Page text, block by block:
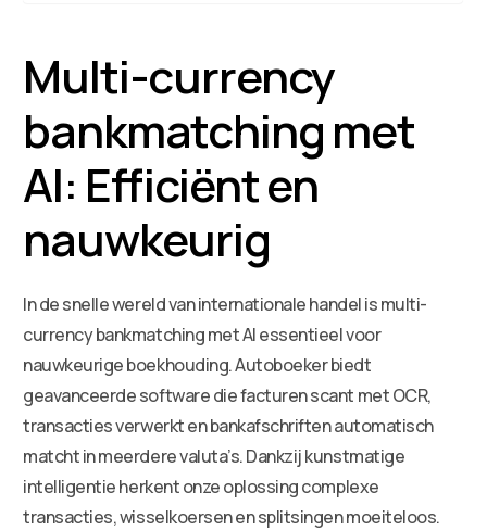
Multi-currency
bankmatching met
AI: Efficiënt en
nauwkeurig
In de snelle wereld van internationale handel is multi-
currency bankmatching met AI essentieel voor
nauwkeurige boekhouding. Autoboeker biedt
geavanceerde software die facturen scant met OCR,
transacties verwerkt en bankafschriften automatisch
matcht in meerdere valuta’s. Dankzij kunstmatige
intelligentie herkent onze oplossing complexe
transacties, wisselkoersen en splitsingen moeiteloos.